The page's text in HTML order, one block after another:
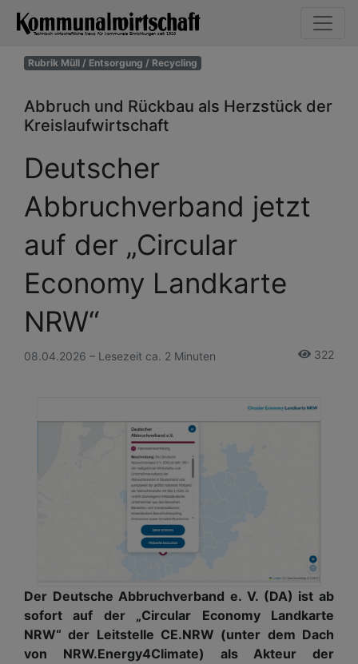
Rubrik Müll / Entsorgung / Recycling
Abbruch und Rückbau als Herzstück der
Kreislaufwirtschaft
Deutscher
Abbruchverband jetzt
auf der „Circular
Economy Landkarte
NRW“
08.04.2026 – Lesezeit ca. 2 Minuten 322
Der Deutsche Abbruchverband e. V. (DA) ist ab
sofort auf der „Circular Economy Landkarte
NRW“ der Leitstelle CE.NRW (unter dem Dach
von NRW.Energy4Climate) als Akteur der